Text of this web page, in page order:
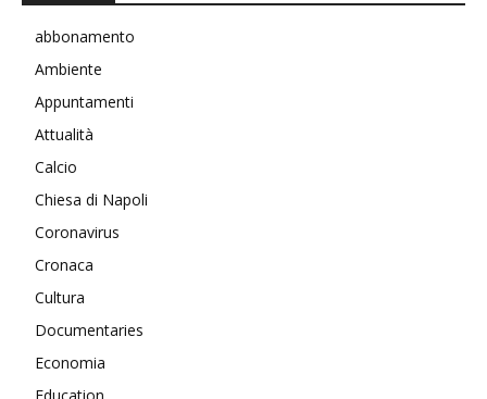
abbonamento
Ambiente
Appuntamenti
Attualità
Calcio
Chiesa di Napoli
Coronavirus
Cronaca
Cultura
Documentaries
Economia
Education